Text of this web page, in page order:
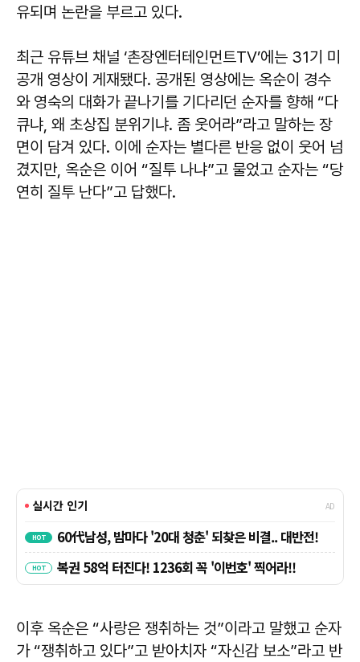
유되며 논란을 부르고 있다.
최근 유튜브 채널 ‘촌장엔터테인먼트TV’에는 31기 미
공개 영상이 게재됐다. 공개된 영상에는 옥순이 경수
와 영숙의 대화가 끝나기를 기다리던 순자를 향해 “다
큐냐, 왜 초상집 분위기냐. 좀 웃어라”라고 말하는 장
면이 담겨 있다. 이에 순자는 별다른 반응 없이 웃어 넘
겼지만, 옥순은 이어 “질투 나냐”고 물었고 순자는 “당
연히 질투 난다”고 답했다.
이후 옥순은 “사랑은 쟁취하는 것”이라고 말했고 순자
가 “쟁취하고 있다”고 받아치자 “자신감 보소”라고 반